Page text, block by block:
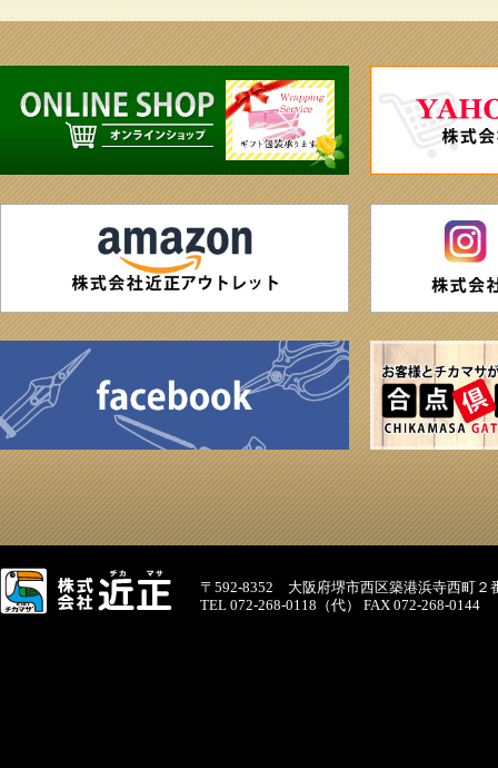
〒592-8352 大阪府堺市西区築港浜寺西町２
TEL 072-268-0118（代） FAX 072-268-0144